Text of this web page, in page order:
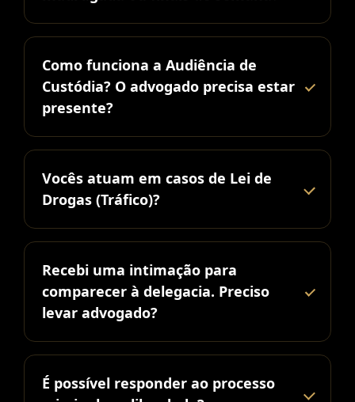
Como funciona a Audiência de
Custódia? O advogado precisa estar
presente?
Vocês atuam em casos de Lei de
Drogas (Tráfico)?
Recebi uma intimação para
comparecer à delegacia. Preciso
levar advogado?
É possível responder ao processo